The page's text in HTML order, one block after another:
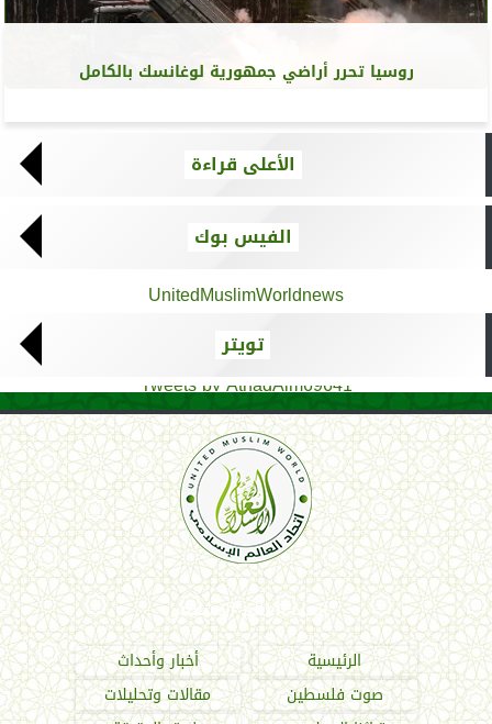
روسيا تحرر أراضي جمهورية لوغانسك بالكامل
الأعلى قراءة
الفيس بوك
UnitedMuslimWorldnews
تويتر
Tweets by AthadAlm69641
اتحاد العالم الإسلامي
الرئيسية
أخبار وأحداث
صوت فلسطين
مقالات وتحليلات